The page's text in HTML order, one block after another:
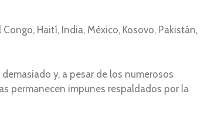
Haití, India, México, Kosovo, Pakistán,
y, a pesar de los numerosos
permanecen impunes respaldados por la